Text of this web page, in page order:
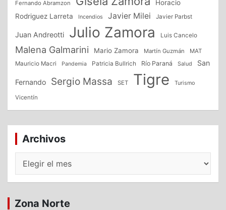
Fernando Abramzon
Horacio
Rodriguez Larreta
Incendios Javier Milei Javier Parbst
Juan Andreotti Julio Zamora Luis Cancelo
Malena Galmarini Mario Zamora Martín Guzmán
MAT
Mauricio Macri
Pandemia Patricia Bullrich Río Paraná Salud San
Fernando Sergio Massa SET Tigre Turismo
Vicentín
Archivos
Zona Norte